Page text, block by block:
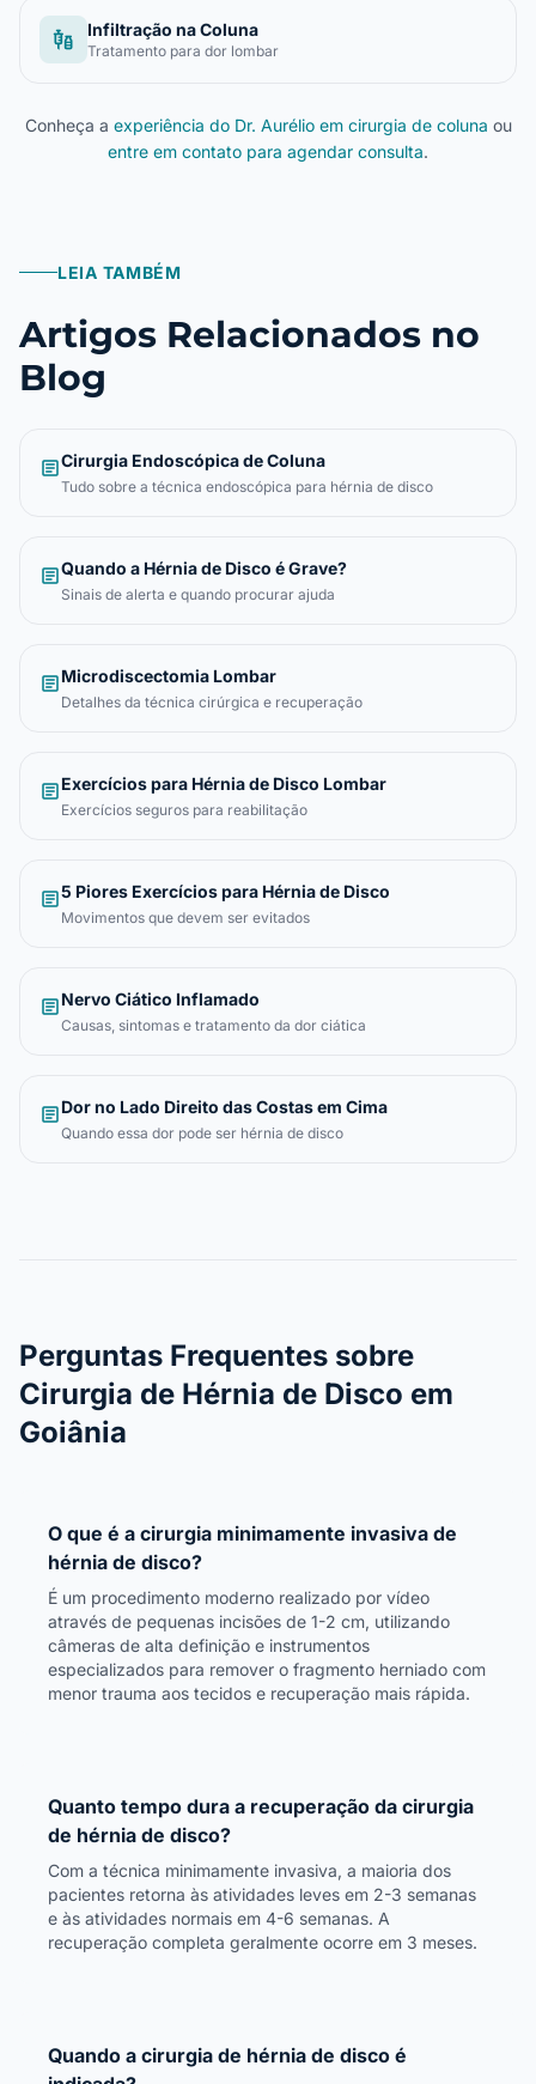
vaccines Infiltração na Coluna
Tratamento para dor lombar
Conheça a experiência do Dr. Aurélio em cirurgia de coluna ou
entre em contato para agendar consulta.
LEIA TAMBÉM
Artigos Relacionados no
Blog
articleCirurgia Endoscópica de Coluna
Tudo sobre a técnica endoscópica para hérnia de disco
articleQuando a Hérnia de Disco é Grave?
Sinais de alerta e quando procurar ajuda
articleMicrodiscectomia Lombar
Detalhes da técnica cirúrgica e recuperação
articleExercícios para Hérnia de Disco Lombar
Exercícios seguros para reabilitação
article5 Piores Exercícios para Hérnia de Disco
Movimentos que devem ser evitados
articleNervo Ciático Inflamado
Causas, sintomas e tratamento da dor ciática
articleDor no Lado Direito das Costas em Cima
Quando essa dor pode ser hérnia de disco
Perguntas Frequentes sobre
Cirurgia de Hérnia de Disco em
Goiânia
O que é a cirurgia minimamente invasiva de
hérnia de disco?
É um procedimento moderno realizado por vídeo
através de pequenas incisões de 1-2 cm, utilizando
câmeras de alta definição e instrumentos
especializados para remover o fragmento herniado com
menor trauma aos tecidos e recuperação mais rápida.
Quanto tempo dura a recuperação da cirurgia
de hérnia de disco?
Com a técnica minimamente invasiva, a maioria dos
pacientes retorna às atividades leves em 2-3 semanas
e às atividades normais em 4-6 semanas. A
recuperação completa geralmente ocorre em 3 meses.
Quando a cirurgia de hérnia de disco é